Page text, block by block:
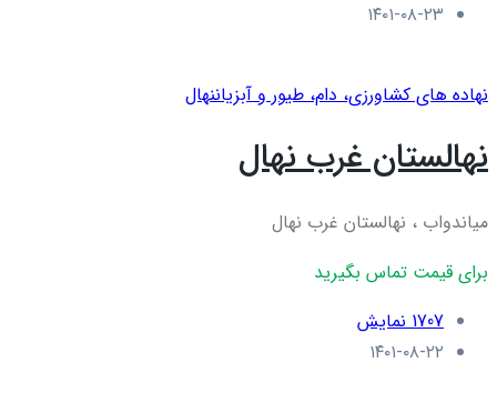
۱۴۰۱-۰۸-۲۳
نهاده های کشاورزی، دام، طيور و آبزياننهال
نهالستان غرب نهال
میاندواب ، نهالستان غرب نهال
برای قیمت تماس بگیرید
1707 نمایش
۱۴۰۱-۰۸-۲۲